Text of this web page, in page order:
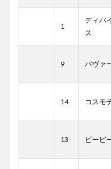
1
ディバ
ス
9 パヴァ
14 コスモ
13 ビービ